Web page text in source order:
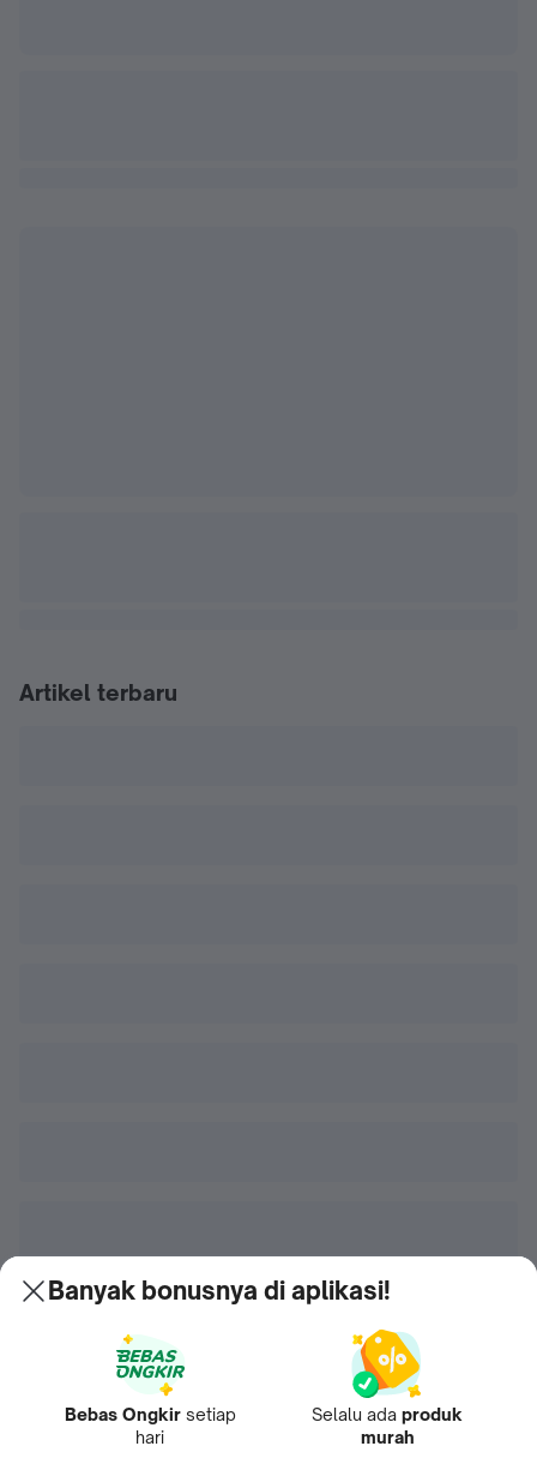
Artikel terbaru
Banyak bonusnya di aplikasi!
Bebas Ongkir setiap
hari
Selalu ada produk
murah